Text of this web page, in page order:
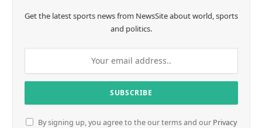
Get the latest sports news from NewsSite about world, sports
and politics.
By signing up, you agree to the our terms and our Privacy